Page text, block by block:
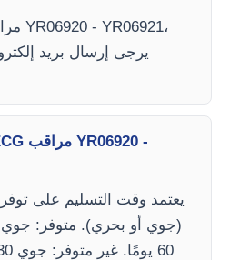
يرجى إرسال بريد
يعتمد وقت التسليم على